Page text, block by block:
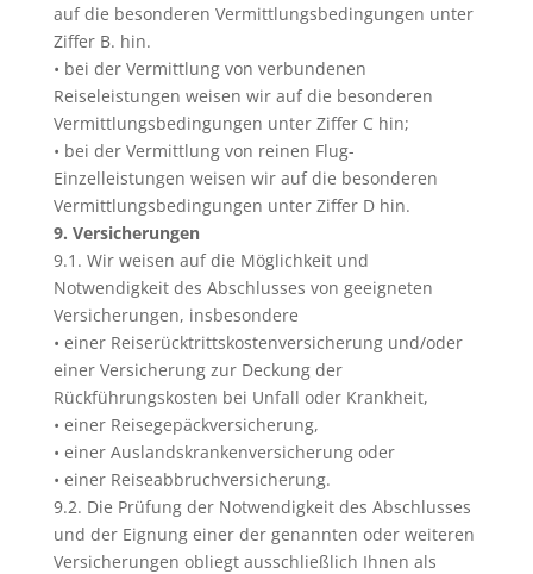
auf die besonderen Vermittlungsbedingungen unter
Ziffer B. hin.
• bei der Vermittlung von verbundenen
Reiseleistungen weisen wir auf die besonderen
Vermittlungsbedingungen unter Ziffer C hin;
• bei der Vermittlung von reinen Flug-
Einzelleistungen weisen wir auf die besonderen
Vermittlungsbedingungen unter Ziffer D hin.
9. Versicherungen
9.1. Wir weisen auf die Möglichkeit und
Notwendigkeit des Abschlusses von geeigneten
Versicherungen, insbesondere
• einer Reiserücktrittskostenversicherung und/oder
einer Versicherung zur Deckung der
Rückführungskosten bei Unfall oder Krankheit,
• einer Reisegepäckversicherung,
• einer Auslandskrankenversicherung oder
• einer Reiseabbruchversicherung.
9.2. Die Prüfung der Notwendigkeit des Abschlusses
und der Eignung einer der genannten oder weiteren
Versicherungen obliegt ausschließlich Ihnen als